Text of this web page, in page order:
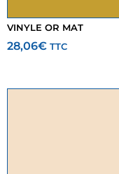
VINYLE OR MAT
28,06€ TTC